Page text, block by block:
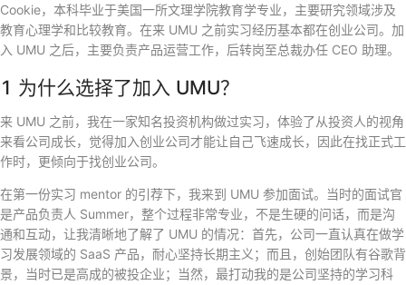
Cookie，本科毕业于美国一所文理学院教育学专业，主要研究领域涉及
教育心理学和比较教育。在来 UMU 之前实习经历基本都在创业公司。加
入 UMU 之后，主要负责产品运营工作，后转岗至总裁办任 CEO 助理。
1 为什么选择了加入 UMU？
来 UMU 之前，我在一家知名投资机构做过实习，体验了从投资人的视角
来看公司成长，觉得加入创业公司才能让自己飞速成长，因此在找正式工
作时，更倾向于找创业公司。
在第一份实习 mentor 的引荐下，我来到 UMU 参加面试。当时的面试官
是产品负责人 Summer，整个过程非常专业，不是生硬的问话，而是沟
通和互动，让我清晰地了解了 UMU 的情况：首先，公司一直认真在做学
习发展领域的 SaaS 产品，耐心坚持长期主义；而且，创始团队有谷歌背
景，当时已是高成的被投企业；当然，最打动我的是公司坚持的学习科